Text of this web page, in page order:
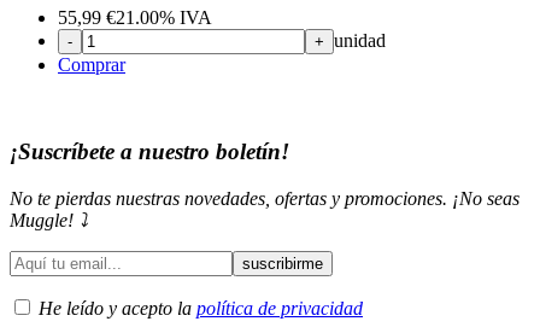
55,99 €21.00% IVA
- + unidad
Comprar
¡Suscríbete a nuestro boletín!
No te pierdas nuestras novedades, ofertas y promociones. ¡No seas
Muggle! ⤵️
He leído y acepto la política de privacidad